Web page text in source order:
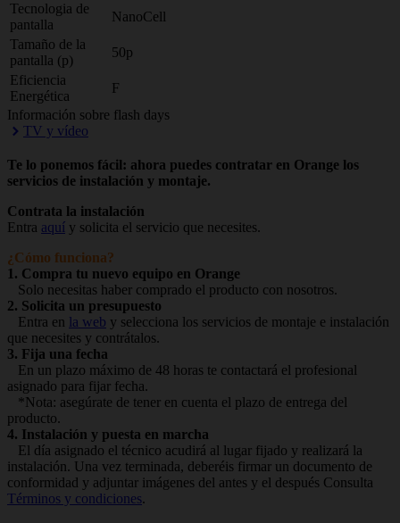
Tecnologia de
pantalla
NanoCell
Tamaño de la
pantalla (p)
50p
Eficiencia
Energética
F
Información sobre flash days
TV y vídeo
Te lo ponemos fácil: ahora puedes contratar en Orange los
servicios de instalación y montaje.
Contrata la instalación
Entra aquí y solicita el servicio que necesites.
¿Cómo funciona?
1. Compra tu nuevo equipo en Orange
Solo necesitas haber comprado el producto con nosotros.
2. Solicita un presupuesto
Entra en la web y selecciona los servicios de montaje e instalación
que necesites y contrátalos.
3. Fija una fecha
En un plazo máximo de 48 horas te contactará el profesional
asignado para fijar fecha.
*Nota: asegúrate de tener en cuenta el plazo de entrega del
producto.
4. Instalación y puesta en marcha
El día asignado el técnico acudirá al lugar fijado y realizará la
instalación. Una vez terminada, deberéis firmar un documento de
conformidad y adjuntar imágenes del antes y el después Consulta
Términos y condiciones.